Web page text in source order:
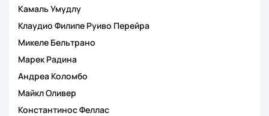
Камаль Умудлу
Клаудио Филипе Руиво Перейра
Микеле Бельтрано
Марек Радина
Андреа Коломбо
Майкл Оливер
Константинос Феллас